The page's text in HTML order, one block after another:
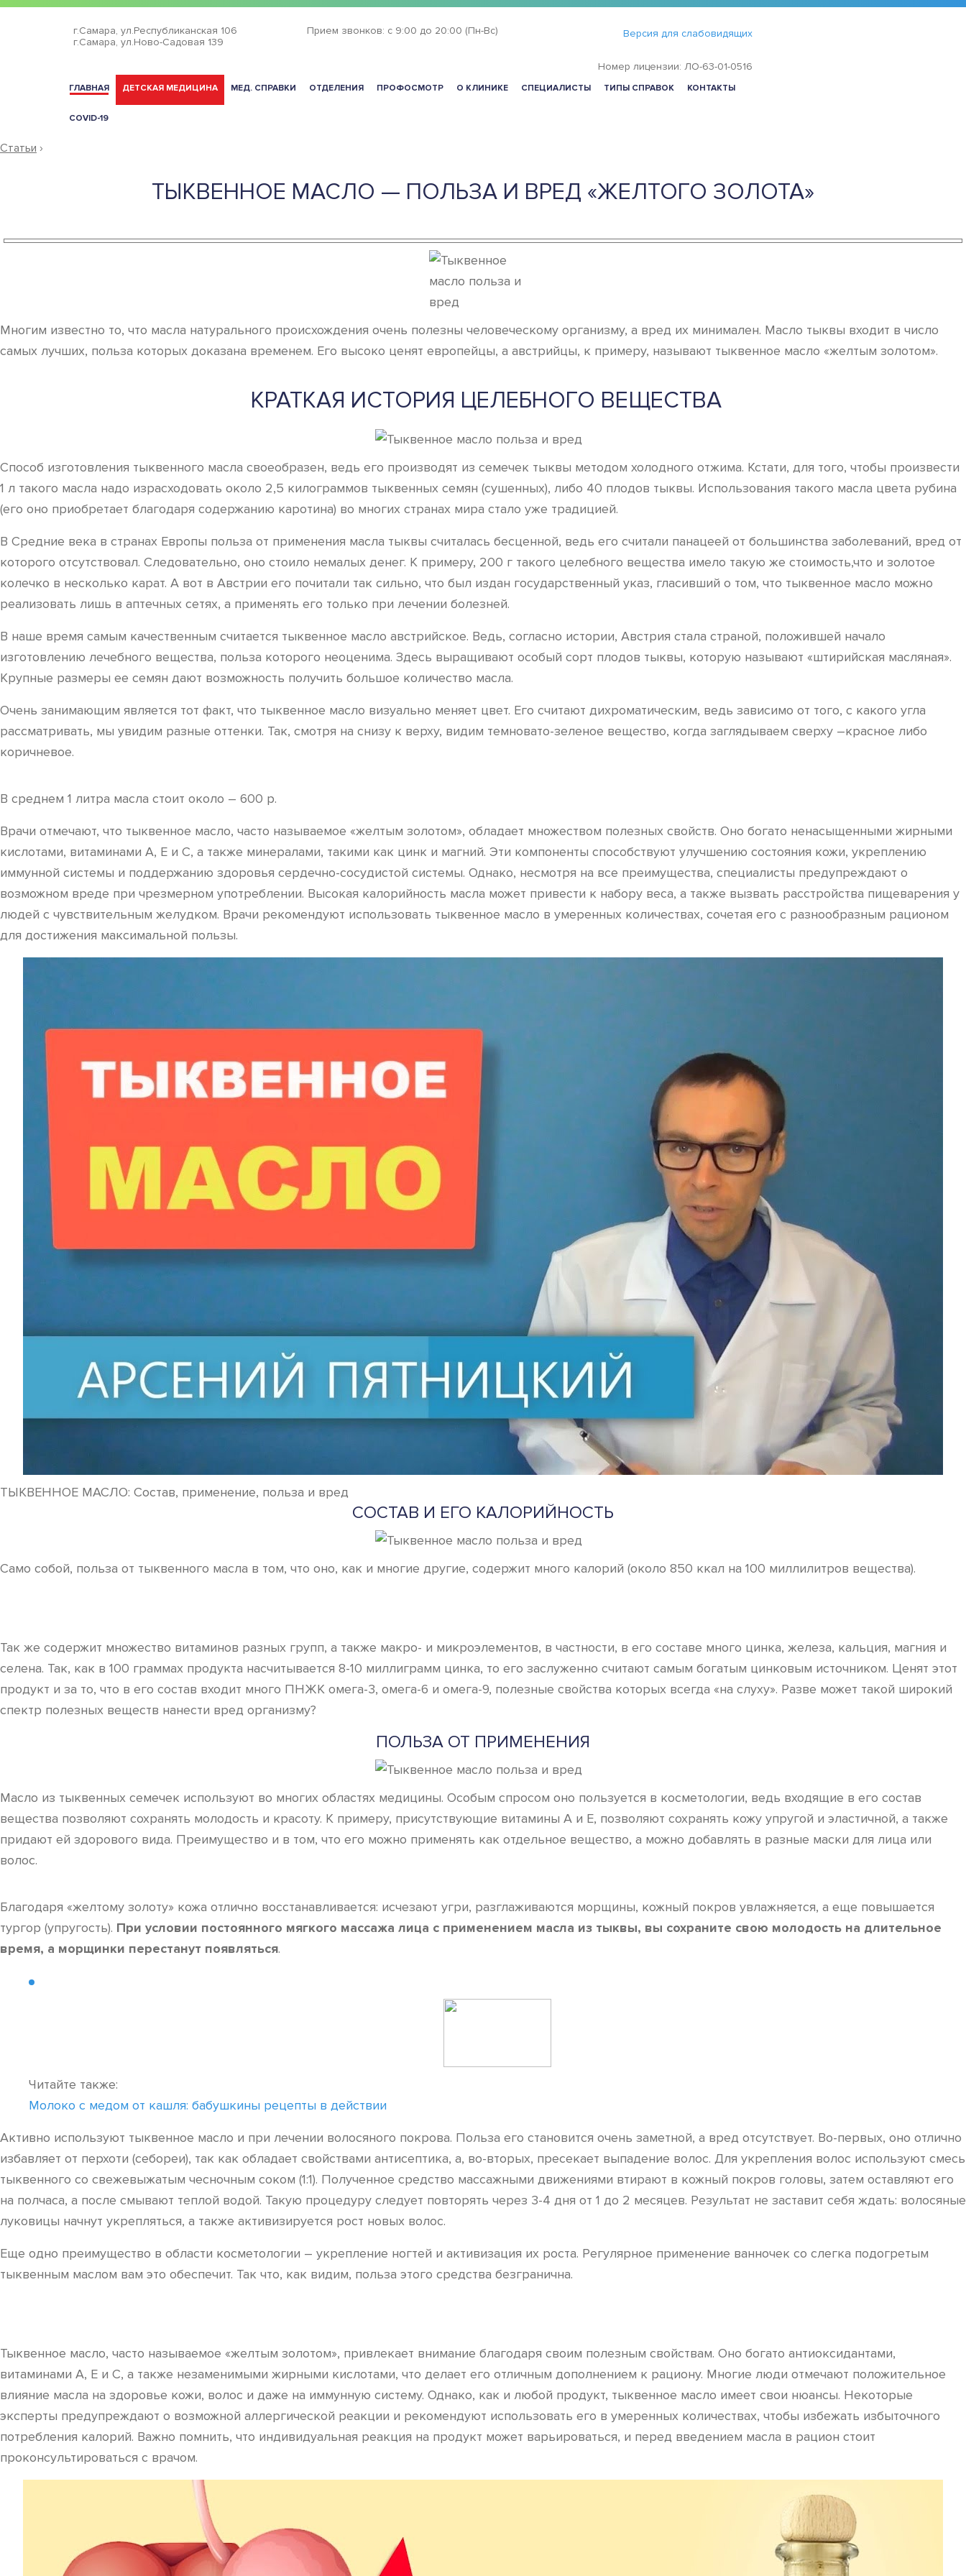
г.Самара, ул.Республиканская 106
г.Самара, ул.Ново-Садовая 139
Прием звонков: с 9:00 до 20:00 (Пн-Вс) Версия для слабовидящих
Номер лицензии: ЛО-63-01-0516
ГЛАВНАЯ ДЕТСКАЯ МЕДИЦИНА МЕД. СПРАВКИ ОТДЕЛЕНИЯ ПРОФОСМОТР О КЛИНИКЕ СПЕЦИАЛИСТЫ ТИПЫ СПРАВОК КОНТАКТЫ
COVID-19
Статьи ›
ТЫКВЕННОЕ МАСЛО — ПОЛЬЗА И ВРЕД «ЖЕЛТОГО ЗОЛОТА»
Многим известно то, что масла натурального происхождения очень полезны человеческому организму, а вред их минимален. Масло тыквы входит в число
самых лучших, польза которых доказана временем. Его высоко ценят европейцы, а австрийцы, к примеру, называют тыквенное масло «желтым золотом».
КРАТКАЯ ИСТОРИЯ ЦЕЛЕБНОГО ВЕЩЕСТВА
Способ изготовления тыквенного масла своеобразен, ведь его производят из семечек тыквы методом холодного отжима. Кстати, для того, чтобы произвести
1 л такого масла надо израсходовать около 2,5 килограммов тыквенных семян (сушенных), либо 40 плодов тыквы. Использования такого масла цвета рубина
(его оно приобретает благодаря содержанию каротина) во многих странах мира стало уже традицией.
В Средние века в странах Европы польза от применения масла тыквы считалась бесценной, ведь его считали панацеей от большинства заболеваний, вред от
которого отсутствовал. Следовательно, оно стоило немалых денег. К примеру, 200 г такого целебного вещества имело такую же стоимость,что и золотое
колечко в несколько карат. А вот в Австрии его почитали так сильно, что был издан государственный указ, гласивший о том, что тыквенное масло можно
реализовать лишь в аптечных сетях, а применять его только при лечении болезней.
В наше время самым качественным считается тыквенное масло австрийское. Ведь, согласно истории, Австрия стала страной, положившей начало
изготовлению лечебного вещества, польза которого неоценима. Здесь выращивают особый сорт плодов тыквы, которую называют «штирийская масляная».
Крупные размеры ее семян дают возможность получить большое количество масла.
Очень занимающим является тот факт, что тыквенное масло визуально меняет цвет. Его считают дихроматическим, ведь зависимо от того, с какого угла
рассматривать, мы увидим разные оттенки. Так, смотря на снизу к верху, видим темновато-зеленое вещество, когда заглядываем сверху –красное либо
коричневое.
В среднем 1 литра масла стоит около – 600 р.
Врачи отмечают, что тыквенное масло, часто называемое «желтым золотом», обладает множеством полезных свойств. Оно богато ненасыщенными жирными
кислотами, витаминами A, E и C, а также минералами, такими как цинк и магний. Эти компоненты способствуют улучшению состояния кожи, укреплению
иммунной системы и поддержанию здоровья сердечно-сосудистой системы. Однако, несмотря на все преимущества, специалисты предупреждают о
возможном вреде при чрезмерном употреблении. Высокая калорийность масла может привести к набору веса, а также вызвать расстройства пищеварения у
людей с чувствительным желудком. Врачи рекомендуют использовать тыквенное масло в умеренных количествах, сочетая его с разнообразным рационом
для достижения максимальной пользы.
ТЫКВЕННОЕ МАСЛО: Состав, применение, польза и вред
СОСТАВ И ЕГО КАЛОРИЙНОСТЬ
Само собой, польза от тыквенного масла в том, что оно, как и многие другие, содержит много калорий (около 850 ккал на 100 миллилитров вещества).
Так же содержит множество витаминов разных групп, а также макро- и микроэлементов, в частности, в его составе много цинка, железа, кальция, магния и
селена. Так, как в 100 граммах продукта насчитывается 8-10 миллиграмм цинка, то его заслуженно считают самым богатым цинковым источником. Ценят этот
продукт и за то, что в его состав входит много ПНЖК омега-3, омега-6 и омега-9, полезные свойства которых всегда «на слуху». Разве может такой широкий
спектр полезных веществ нанести вред организму?
ПОЛЬЗА ОТ ПРИМЕНЕНИЯ
Масло из тыквенных семечек используют во многих областях медицины. Особым спросом оно пользуется в косметологии, ведь входящие в его состав
вещества позволяют сохранять молодость и красоту. К примеру, присутствующие витамины А и Е, позволяют сохранять кожу упругой и эластичной, а также
придают ей здорового вида. Преимущество и в том, что его можно применять как отдельное вещество, а можно добавлять в разные маски для лица или
волос.
Благодаря «желтому золоту» кожа отлично восстанавливается: исчезают угри, разглаживаются морщины, кожный покров увлажняется, а еще повышается
тургор (упругость). При условии постоянного мягкого массажа лица с применением масла из тыквы, вы сохраните свою молодость на длительное
время, а морщинки перестанут появляться.
Читайте также:
Молоко с медом от кашля: бабушкины рецепты в действии
Активно используют тыквенное масло и при лечении волосяного покрова. Польза его становится очень заметной, а вред отсутствует. Во-первых, оно отлично
избавляет от перхоти (себореи), так как обладает свойствами антисептика, а, во-вторых, пресекает выпадение волос. Для укрепления волос используют смесь
тыквенного со свежевыжатым чесночным соком (1:1). Полученное средство массажными движениями втирают в кожный покров головы, затем оставляют его
на полчаса, а после смывают теплой водой. Такую процедуру следует повторять через 3-4 дня от 1 до 2 месяцев. Результат не заставит себя ждать: волосяные
луковицы начнут укрепляться, а также активизируется рост новых волос.
Еще одно преимущество в области косметологии – укрепление ногтей и активизация их роста. Регулярное применение ванночек со слегка подогретым
тыквенным маслом вам это обеспечит. Так что, как видим, польза этого средства безгранична.
Тыквенное масло, часто называемое «желтым золотом», привлекает внимание благодаря своим полезным свойствам. Оно богато антиоксидантами,
витаминами A, E и C, а также незаменимыми жирными кислотами, что делает его отличным дополнением к рациону. Многие люди отмечают положительное
влияние масла на здоровье кожи, волос и даже на иммунную систему. Однако, как и любой продукт, тыквенное масло имеет свои нюансы. Некоторые
эксперты предупреждают о возможной аллергической реакции и рекомендуют использовать его в умеренных количествах, чтобы избежать избыточного
потребления калорий. Важно помнить, что индивидуальная реакция на продукт может варьироваться, и перед введением масла в рацион стоит
проконсультироваться с врачом.